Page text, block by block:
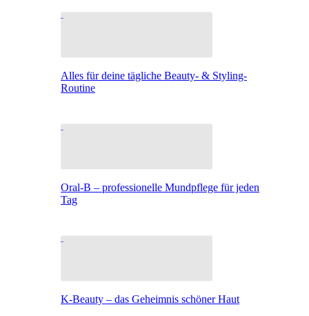
Alles für deine tägliche Beauty- & Styling-
Routine
Oral-B – professionelle Mundpflege für jeden
Tag
K-Beauty – das Geheimnis schöner Haut